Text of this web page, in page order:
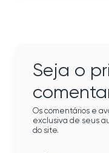
Seja o
Os comentários e
exclusiva de seus
do site.